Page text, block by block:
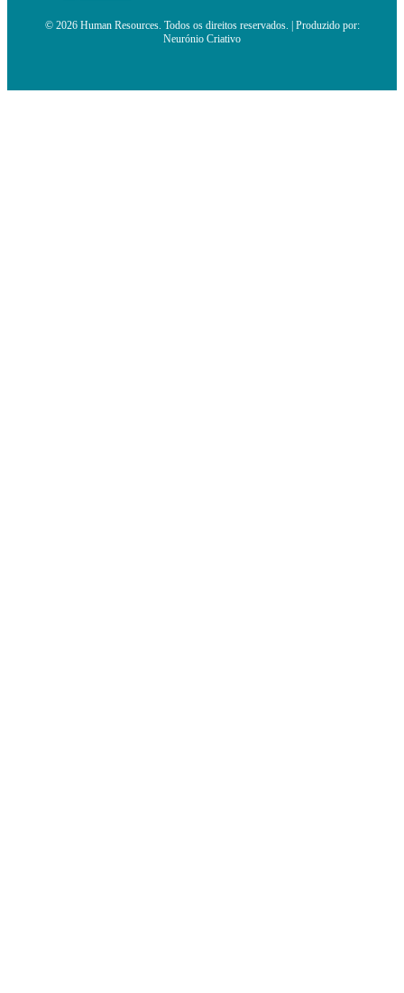
© 2026 Human Resources. Todos os direitos reservados. | Produzido por:
Neurónio Criativo